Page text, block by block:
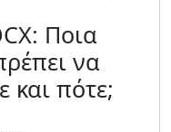
Ποια
να
και πότε;